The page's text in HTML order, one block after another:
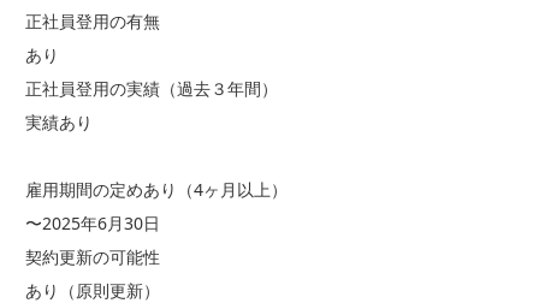
正社員登用の有無
あり
正社員登用の実績（過去３年間）
実績あり
雇用期間の定めあり（4ヶ月以上）
〜2025年6月30日
契約更新の可能性
あり（原則更新）